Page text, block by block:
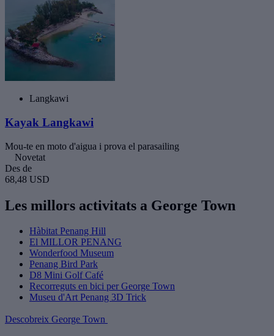
Langkawi
Kayak Langkawi
Mou-te en moto d'aigua i prova el parasailing
Novetat
Des de
68,48 USD
Les millors activitats a George Town
Hàbitat Penang Hill
El MILLOR PENANG
Wonderfood Museum
Penang Bird Park
D8 Mini Golf Café
Recorreguts en bici per George Town
Museu d'Art Penang 3D Trick
Descobreix George Town